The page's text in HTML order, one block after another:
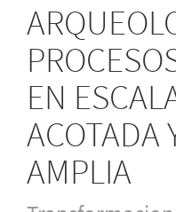
EN
ACOTADA
AMPLIA